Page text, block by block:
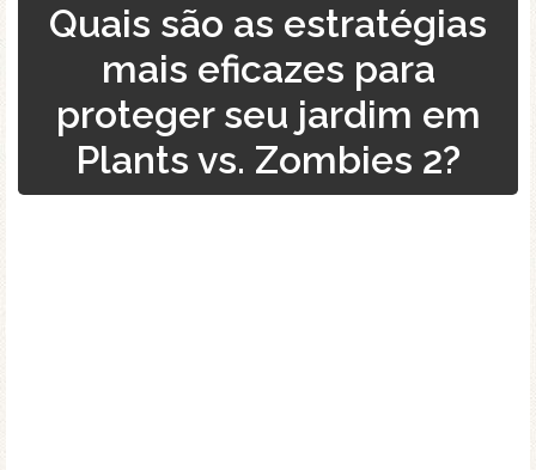
Quais são as estratégias
mais eficazes para
proteger seu jardim em
Plants vs. Zombies 2?